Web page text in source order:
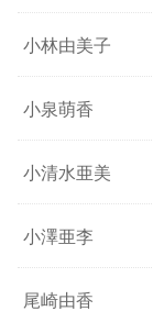
小林由美子
小泉萌香
小清水亜美
小澤亜李
尾崎由香